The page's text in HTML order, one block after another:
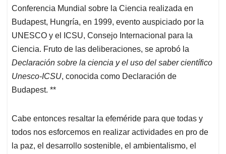
Conferencia Mundial sobre la Ciencia realizada en
Budapest, Hungría, en 1999, evento auspiciado por la
UNESCO y el ICSU, Consejo Internacional para la
Ciencia. Fruto de las deliberaciones, se aprobó la
Declaración sobre la ciencia y el uso del saber científico
Unesco-ICSU, conocida como Declaración de
Budapest. **
Cabe entonces resaltar la efeméride para que todas y
todos nos esforcemos en realizar actividades en pro de
la paz, el desarrollo sostenible, el ambientalismo, el